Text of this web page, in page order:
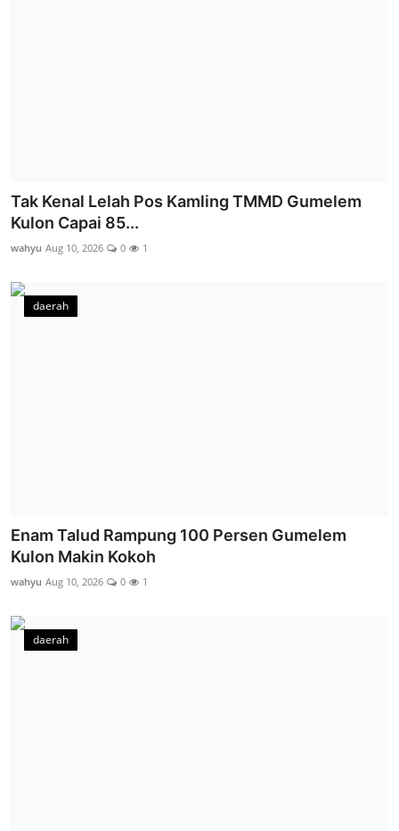
Tak Kenal Lelah Pos Kamling TMMD Gumelem
Kulon Capai 85...
wahyu Aug 10, 2026 0 1
daerah
Enam Talud Rampung 100 Persen Gumelem
Kulon Makin Kokoh
wahyu Aug 10, 2026 0 1
daerah